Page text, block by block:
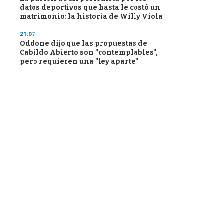
datos deportivos que hasta le costó un
matrimonio: la historia de Willy Viola
21:07
Oddone dijo que las propuestas de
Cabildo Abierto son "contemplables",
pero requieren una "ley aparte"